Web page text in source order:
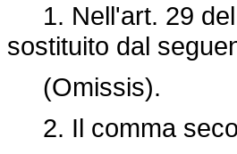
1. Nell'art. 29 del
sostituito dal
(Omissis).
2. Il comma